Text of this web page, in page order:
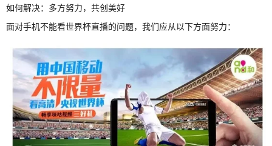
如何解决：多方努力，共创美好
面对手机不能看世界杯直播的问题，我们应从以下方面努力：